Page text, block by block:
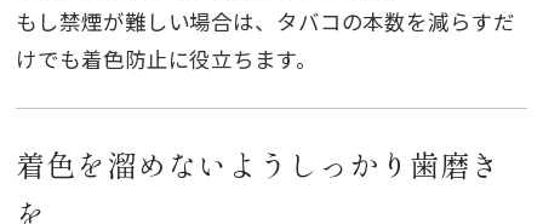
もし禁煙が難しい場合は、タバコの本数を減らすだ
けでも着色防止に役立ちます。
着色を溜めないようしっかり歯磨き
を